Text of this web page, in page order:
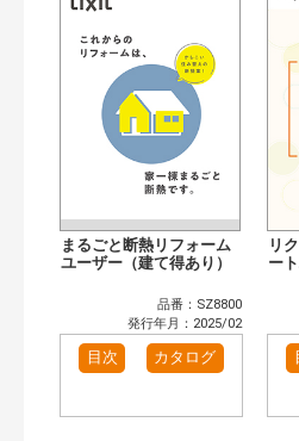
おすすめハッシュタグ
まずはここから（3）
リ
省エネ住宅関連（4）
補
カテゴリー
玄
インテリア建材（2）
エク
キッチン（2）
浴室
小型電気温水器（1）
水
高性能住宅工法（2）
その
開始年:
まるごと断熱リフォーム
ユーザー（建て得あり）
品番：SZ8800
発行年月：2025/02
目次 カタログ
リ
ー